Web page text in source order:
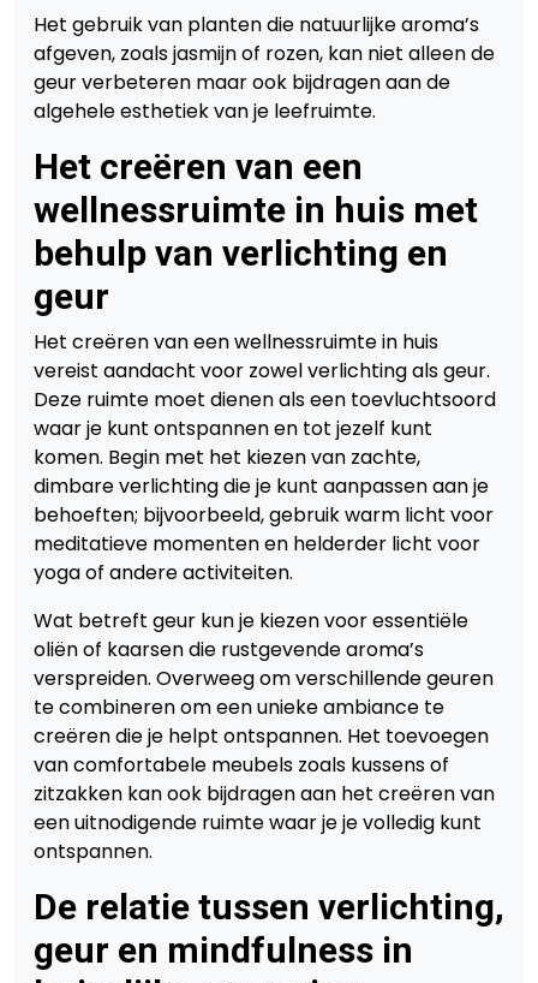
Het gebruik van planten die natuurlijke aroma’s
afgeven, zoals jasmijn of rozen, kan niet alleen de
geur verbeteren maar ook bijdragen aan de
algehele esthetiek van je leefruimte.
Het creëren van een
wellnessruimte in huis met
behulp van verlichting en
geur
Het creëren van een wellnessruimte in huis
vereist aandacht voor zowel verlichting als geur.
Deze ruimte moet dienen als een toevluchtsoord
waar je kunt ontspannen en tot jezelf kunt
komen. Begin met het kiezen van zachte,
dimbare verlichting die je kunt aanpassen aan je
behoeften; bijvoorbeeld, gebruik warm licht voor
meditatieve momenten en helderder licht voor
yoga of andere activiteiten.
Wat betreft geur kun je kiezen voor essentiële
oliën of kaarsen die rustgevende aroma’s
verspreiden. Overweeg om verschillende geuren
te combineren om een unieke ambiance te
creëren die je helpt ontspannen. Het toevoegen
van comfortabele meubels zoals kussens of
zitzakken kan ook bijdragen aan het creëren van
een uitnodigende ruimte waar je je volledig kunt
ontspannen.
De relatie tussen verlichting,
geur en mindfulness in